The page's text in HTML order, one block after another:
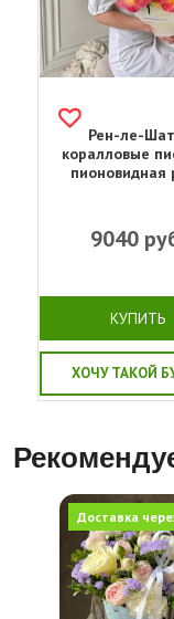
Рен-ле-
коралловые
пионовидная
9040
КУПИТЬ
ХОЧУ ТАКОЙ
Доставка